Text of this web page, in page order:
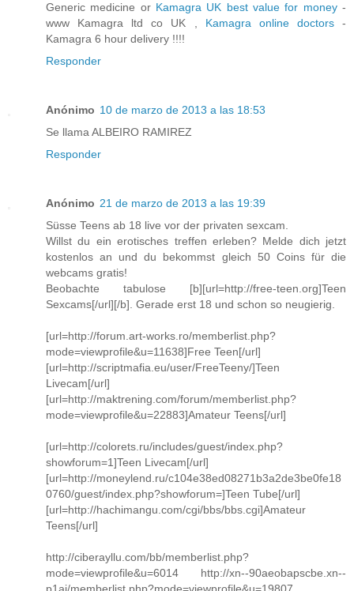
Generic medicine or Kamagra UK best value for money -
www Kamagra ltd co UK , Kamagra online doctors-
Kamagra 6 hour delivery !!!!
Responder
Anónimo 10 de marzo de 2013 a las 18:53
Se llama ALBEIRO RAMIREZ
Responder
Anónimo 21 de marzo de 2013 a las 19:39
Süsse Teens ab 18 live vor der privaten sexcam.
Willst du ein erotisches treffen erleben? Melde dich jetzt
kostenlos an und du bekommst gleich 50 Coins für die
webcams gratis!
Beobachte tabulose [b][url=http://free-teen.org]Teen
Sexcams[/url][/b]. Gerade erst 18 und schon so neugierig.
[url=http://forum.art-works.ro/memberlist.php?
mode=viewprofile&u=11638]Free Teen[/url]
[url=http://scriptmafia.eu/user/FreeTeeny/]Teen
Livecam[/url]
[url=http://maktrening.com/forum/memberlist.php?
mode=viewprofile&u=22883]Amateur Teens[/url]
[url=http://colorets.ru/includes/guest/index.php?
showforum=1]Teen Livecam[/url]
[url=http://moneylend.ru/c104e38ed08271b3a2de3be0fe18
0760/guest/index.php?showforum=]Teen Tube[/url]
[url=http://hachimangu.com/cgi/bbs/bbs.cgi]Amateur
Teens[/url]
http://ciberayllu.com/bb/memberlist.php?
mode=viewprofile&u=6014 http://xn--90aeobapscbe.xn--